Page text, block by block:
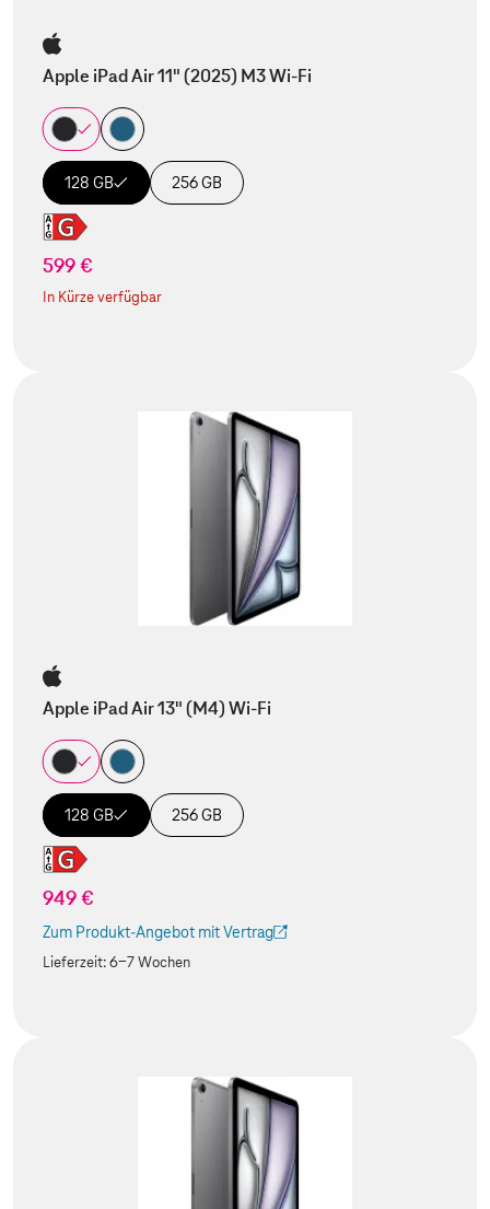
Apple iPad Air 11" (2025) M3 Wi-Fi
128 GB 256 GB
599 €
In Kürze verfügbar
Apple iPad Air 13" (M4) Wi-Fi
128 GB 256 GB
949 €
Zum Produkt-Angebot mit Vertrag
(Der Link wird in einem neuen Tab geöffnet)
Lieferzeit:6-7 Wochen